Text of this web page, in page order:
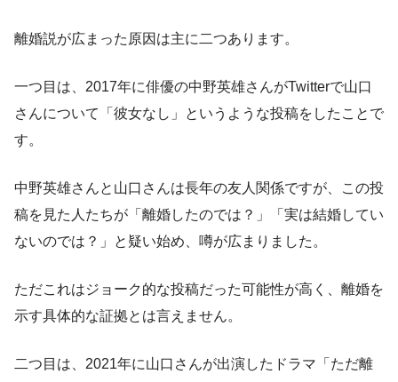
離婚説が広まった原因は主に二つあります。
一つ目は、2017年に俳優の中野英雄さんがTwitterで山口
さんについて「彼女なし」というような投稿をしたことで
す。
中野英雄さんと山口さんは長年の友人関係ですが、この投
稿を見た人たちが「離婚したのでは？」「実は結婚してい
ないのでは？」と疑い始め、噂が広まりました。
ただこれはジョーク的な投稿だった可能性が高く、離婚を
示す具体的な証拠とは言えません。
二つ目は、2021年に山口さんが出演したドラマ「ただ離